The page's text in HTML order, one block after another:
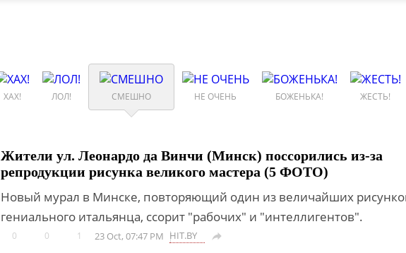
ХАХ! ЛОЛ! СМЕШНО НЕ ОЧЕНЬ БОЖЕНЬКА! ЖЕСТЬ!
Жители ул. Леонардо да Винчи (Минск) поссорились из-за
репродукции рисунка великого мастера (5 ФОТО)
Новый мурал в Минске, повторяющий один из величайших
гениального итальянца, ссорит "рабочих" и "интеллигентов".
0 0 1 23 Oct, 07:47 PM HIT.BY 